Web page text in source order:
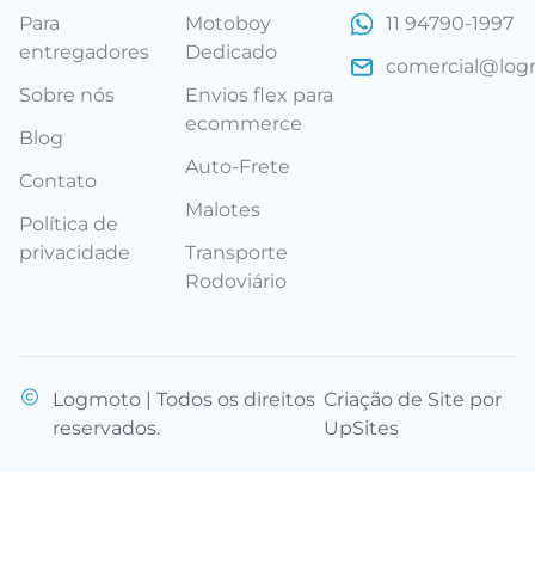
Para
entregadores
Sobre nós
Blog
Contato
Política de
privacidade
Motoboy
Dedicado
Envios flex para
ecommerce
Auto-Frete
Malotes
Transporte
Rodoviário
11 94790-1997
Logmoto | Todos os direitos
reservados.
Criação de Site por
UpSites